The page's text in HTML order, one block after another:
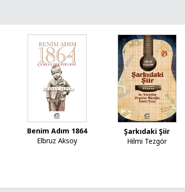
Benim Adım 1864
Elbruz Aksoy
Şarkıdaki Şiir
Hilmi Tezgör